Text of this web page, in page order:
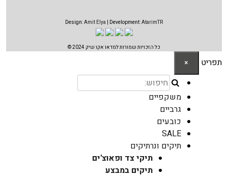
Design:Amit Elya | Development:AtarimTR
כל הזכויות שמורות למדאו אקו שיק 2024 ©
תפריט ×
משקפיים
גרביים
כובעים
SALE
תיקים ונרתיקים
תיקי צד ופאוצ'ים
תיקים במבצע